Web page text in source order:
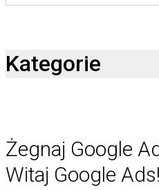
Żegnaj Google
Witaj Google Ads!
Kategorie